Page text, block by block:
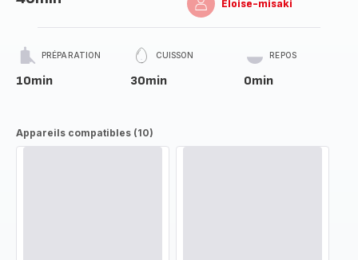
Eloise-misaki
PRÉPARATION
10min
CUISSON
30min
REPOS
0min
Appareils compatibles (10)